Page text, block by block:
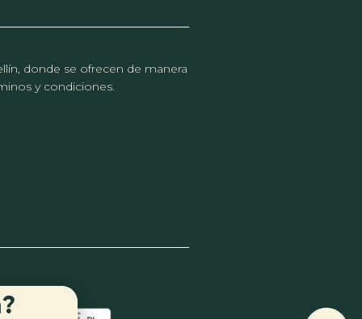
donde se ofrecen de manera
y condiciones.